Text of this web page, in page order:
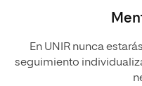
En UNIR nunca
seguimiento